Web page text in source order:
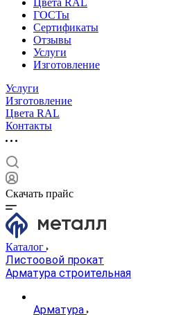
Цвета RAL
ГОСТы
Сертификаты
Отзывы
Услуги
Изготовление
Услуги
Изготовление
Цвета RAL
Контакты
Скачать прайс
Каталог
Листоовой прокат
Арматура строительная
Арматура